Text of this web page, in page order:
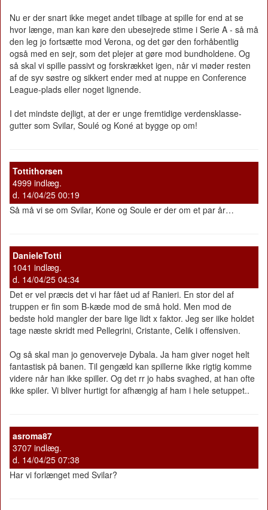
Nu er der snart ikke meget andet tilbage at spille for end at se
hvor længe, man kan køre den ubesejrede stime i Serie A - så må
den leg jo fortsætte mod Verona, og det gør den forhåbentlig
også med en sejr, som det plejer at gøre mod bundholdene. Og
så skal vi spille passivt og forskrækket igen, når vi møder resten
af de syv søstre og sikkert ender med at nuppe en Conference
League-plads eller noget lignende.
I det mindste dejligt, at der er unge fremtidige verdensklasse-
gutter som Svilar, Soulé og Koné at bygge op om!
Tottithorsen
4999 indlæg.
d. 14/04/25 00:19
Så må vi se om Svilar, Kone og Soule er der om et par år…
DanieleTotti
1041 indlæg.
d. 14/04/25 04:34
Det er vel præcis det vi har fået ud af Ranieri. En stor del af
truppen er fin som B-kæde mod de små hold. Men mod de
bedste hold mangler der bare lige lidt x faktor. Jeg ser iike holdet
tage næste skridt med Pellegrini, Cristante, Celik i offensiven.
Og så skal man jo genoverveje Dybala. Ja ham giver noget helt
fantastisk på banen. Til gengæld kan spillerne ikke rigtig komme
videre når han ikke spiller. Og det rr jo habs svaghed, at han ofte
ikke spiler. Vi bliver hurtigt for afhængig af ham i hele setuppet..
asroma87
3707 indlæg.
d. 14/04/25 07:38
Har vi forlænget med Svilar?